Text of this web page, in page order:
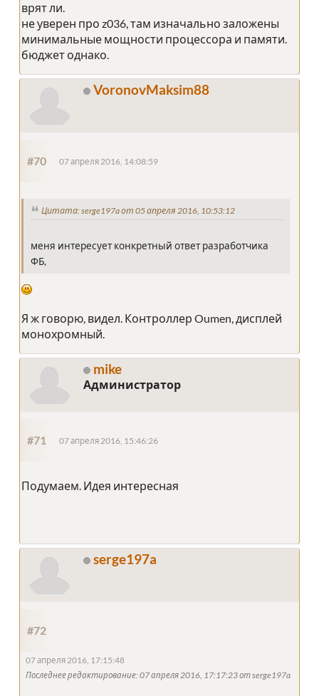
врят ли.
не уверен про z036, там изначально заложены
минимальные мощности процессора и памяти.
бюджет однако.
VoronovMaksim88
#70 07 апреля 2016, 14:08:59
Цитата: serge197a от 05 апреля 2016, 10:53:12
меня интересует конкретный ответ разработчика
ФБ,
Я ж говорю, видел. Контроллер Oumen, дисплей
монохромный.
mike
Администратор
#71 07 апреля 2016, 15:46:26
Подумаем. Идея интересная
serge197a
#72
07 апреля 2016, 17:15:48
Последнее редактирование: 07 апреля 2016, 17:17:23 от serge197a